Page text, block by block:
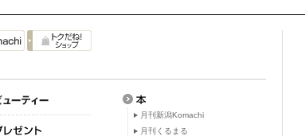
月刊新潟Komachi
月刊くるまる